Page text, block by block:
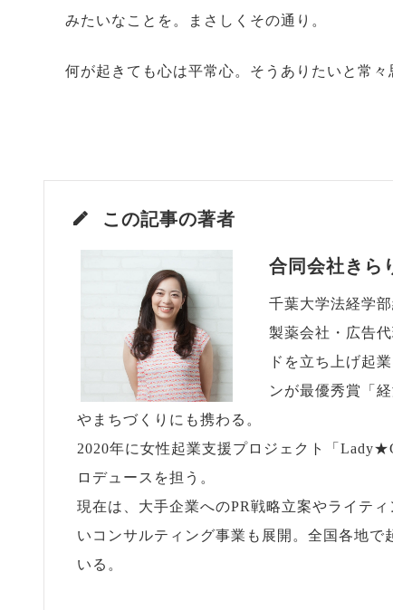
みたいなことを。まさしくその通り。
何が起きても心は平常心。そうありたいと常々
この記事の著者
合同会社き
千葉大学法経学
製薬会社・広告
ドを立ち上げ起
ンが最優秀賞「
やまちづくりにも携わる。
2020年に女性起業支援プロジェクト「
ロデュースを担う。
現在は、大手企業へのPR戦略立案やライテ
いコンサルティング事業も展開。全国各地
いる。